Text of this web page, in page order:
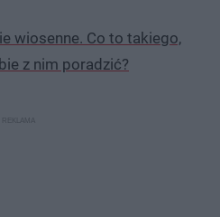
wiosenne. Co to takiego,
z nim poradzić?